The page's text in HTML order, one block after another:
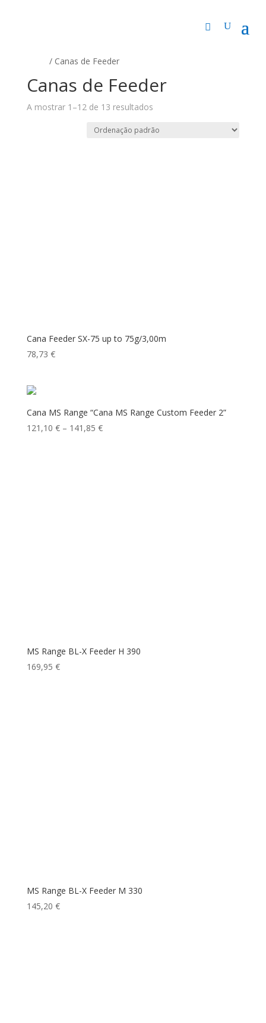
/ Canas de Feeder
Canas de Feeder
A mostrar 1–12 de 13 resultados
Cana Feeder SX-75 up to 75g/3,00m
78,73 €
Cana MS Range “Cana MS Range Custom Feeder 2”
121,10 € – 141,85 €Price
MS Range BL-X Feeder H 390
169,95 €
MS Range BL-X Feeder M 330
145,20 €